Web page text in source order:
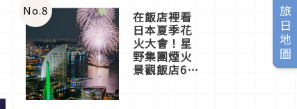
旅日地圖
店3分即達
No.8 在飯店裡看
日本夏季花
火大會！星
野集團煙火
景觀飯店6